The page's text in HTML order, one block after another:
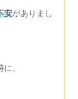
安がありまし
、